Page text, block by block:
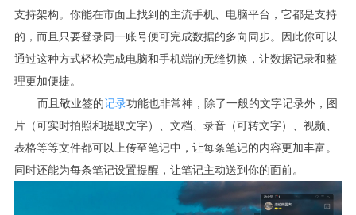
支持架构。你能在市面上找到的主流手机、电脑平台，它都是支持
的，而且只要登录同一账号便可完成数据的多向同步。因此你可以
通过这种方式轻松完成电脑和手机端的无缝切换，让数据记录和整
理更加便捷。
而且敬业签的记录功能也非常神，除了一般的文字记录外，图
片（可实时拍照和提取文字）、文档、录音（可转文字）、视频、
表格等等文件都可以上传至笔记中，让每条笔记的内容更加丰富。
同时还能为每条笔记设置提醒，让笔记主动送到你的面前。